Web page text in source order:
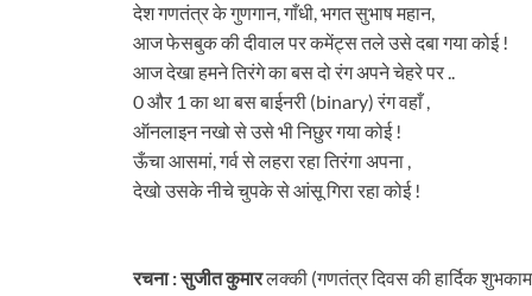
देश गणतंत्र के गुणगान, गाँधी, भगत सुभाष महान,
आज फेसबुक की दीवाल पर कमेंट्स तले उसे दबा गया कोई !
आज देखा हमने तिरंगे का बस दो रंग अपने चेहरे पर ..
0 और 1 का था बस बाईनरी (binary) रंग वहाँ ,
ऑनलाइन नखो से उसे भी निछुर गया कोई !
ऊँचा आसमां, गर्व से लहरा रहा तिरंगा अपना ,
देखो उसके नीचे चुपके से आंसू गिरा रहा कोई !
रचना :सुजीतकुमारलक्की (गणतंत्र दिवस की हार्दिक